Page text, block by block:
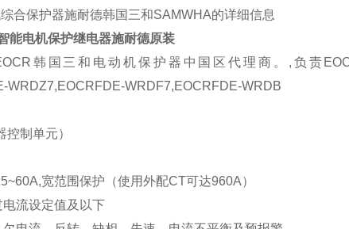
合保护器施耐德韩国三和SAMWHA的详细信息
能电机保护继电器施耐德原装
韩国三和电动机保护器中国区代理商。,负责
WRDZ7,EOCRFDE-WRDF7,EOCRFDE-WRDB
制单元）
宽范围保护（使用外配CT可达960A）
流设定值及以下